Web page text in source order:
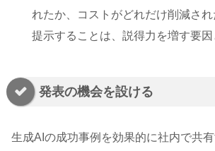
れたか、コストがどれだけ削減さ
提示することは、説得力を増す要因
発表の機会を設ける
生成AIの成功事例を効果的に社内で共